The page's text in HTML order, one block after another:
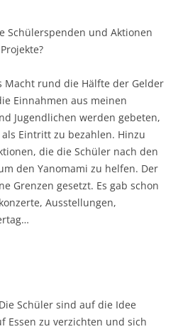
Schülerspenden und Aktionen
Macht rund die Hälfte der Gelder
Einnahmen aus meinen
Jugendlichen werden gebeten,
Eintritt zu bezahlen. Hinzu
die die Schüler nach den
den Yanomami zu helfen. Der
Grenzen gesetzt. Es gab schon
Ausstellungen,
Schüler sind auf die Idee
Essen zu verzichten und sich